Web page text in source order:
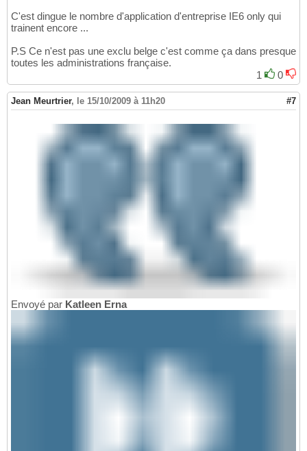
C'est dingue le nombre d'application d'entreprise IE6 only qui
trainent encore ...
P.S Ce n'est pas une exclu belge c'est comme ça dans presque
toutes les administrations française.
1
0
Jean Meurtrier, le 15/10/2009 à 11h20 #7
Envoyé par Katleen Erna